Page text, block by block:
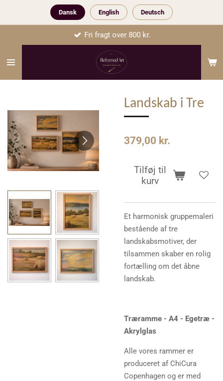
Dansk English Deutsch
til
Fri fragt over 800 kr.
Landskab i Tre
379,00 kr.
Tilføj til
kurv
Et harmonisk gruppemaleri
bestående af tre
landskabsmotiver, der
tilsammen skaber en rolig
fortælling om det åbne
landskab.
Træramme - A4 - Egetræ -
Akrylglas
Alle vores rammer er
produceret af ChiCura
Copenhagen og er med